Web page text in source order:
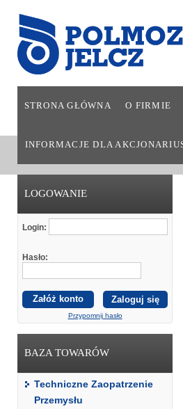
STRONA GŁÓWNA O FIRMIE
INFORMACJE DLA
LOGOWANIE
Login:
Hasło:
Załóż konto
Przypomnij hasło
BAZA TOWARÓW
Techniczne Zaopatrzenie
Przemysłu